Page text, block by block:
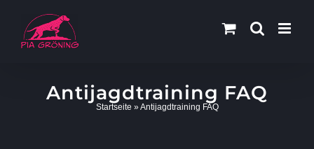
Inhalt
springen
Antijagdtraining FAQ
Startseite »Antijagdtraining FAQ